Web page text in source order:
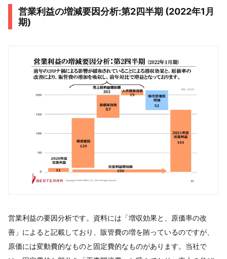
営業利益の増減要因分析:第2四半期 (2022年1月
期)
営業利益の要因分析です。資料には「増収効果と、原価率の改
善」によると記載しており、販管費の増を賄っているのですが、
原価には変動費的なものと固定費的なものがあります。当社で